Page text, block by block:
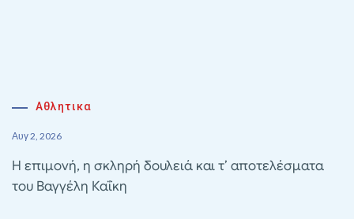
Αθλητικα
Αυγ 2, 2026
Η επιμονή, η σκληρή δουλειά και τ’ αποτελέσματα
του Βαγγέλη Καΐκη